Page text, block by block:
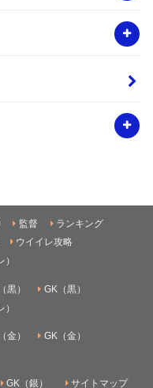
監督
ランキング
ウイイレ攻略
黒）
GK（黒）
金）
GK（金）
GK（銀） サイトマップ